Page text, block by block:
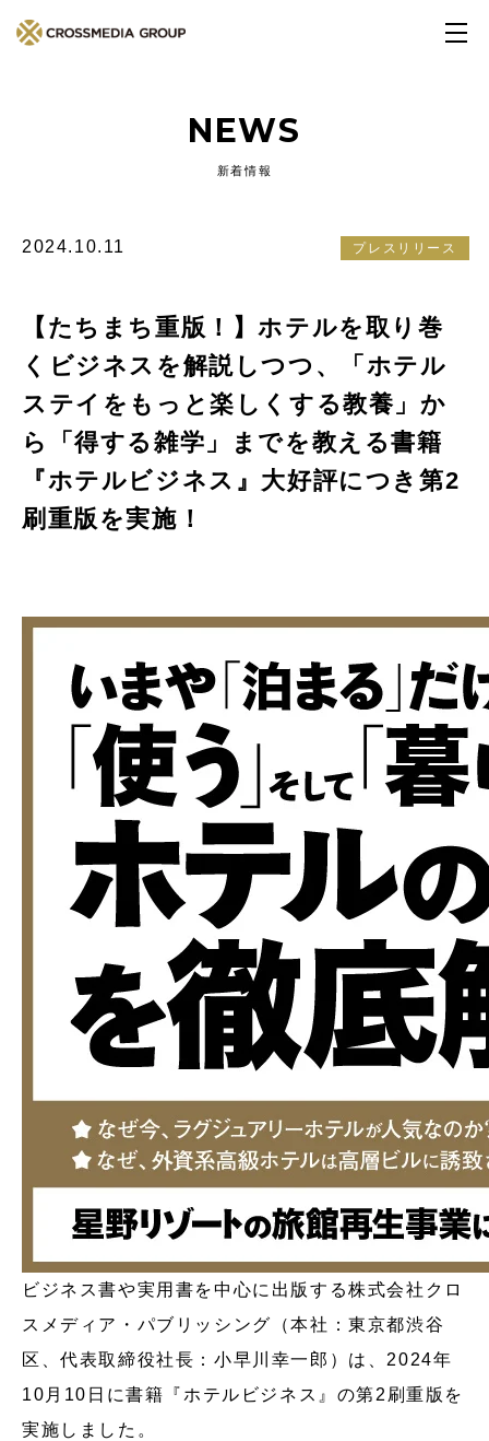
NEWS
新着情報
2024.10.11 プレスリリース
【たちまち重版！】ホテルを取り巻
くビジネスを解説しつつ、「ホテル
ステイをもっと楽しくする教養」か
ら「得する雑学」までを教える書籍
『ホテルビジネス』大好評につき第2
刷重版を実施！
ビジネス書や実用書を中心に出版する株式会社クロ
スメディア・パブリッシング（本社：東京都渋谷
区、代表取締役社長：小早川幸一郎）は、2024年
10月10日に書籍『ホテルビジネス』の第2刷重版を
実施しました。